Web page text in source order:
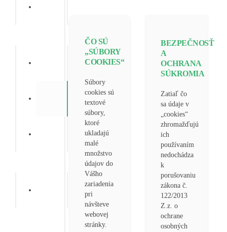
Obchodné podmienky
Súbory Cookies
Ochrana osobných údajov
Kontakt
ČO SÚ
„SÚBORY
COOKIES“
Súbory
cookies sú
textové
súbory,
ktoré
ukladajú
malé
množstvo
údajov do
Vášho
zariadenia
pri
návšteve
webovej
stránky.
BEZPEČNOSŤ
A
OCHRANA
SÚKROMIA
Zatiaľ čo
sa údaje v
„cookies“
zhromažďujú
ich
používaním
nedochádza
k
porušovaniu
zákona č.
122/2013
Z.z. o
ochrane
osobných